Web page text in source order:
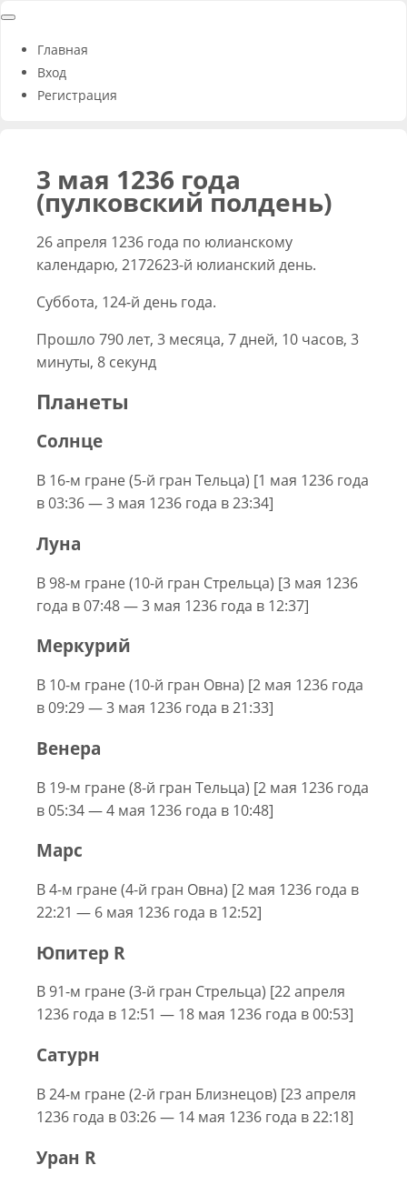
Главная
Вход
Регистрация
3 мая 1236 года
(пулковский полдень)
26 апреля 1236 года по юлианскому
календарю, 2172623-й юлианский день.
Суббота, 124-й день года.
Прошло 790 лет, 3 месяца, 7 дней, 10 часов, 3
минуты, 8 секунд
Планеты
Солнце
В 16-м гране (5-й гран Тельца) [1 мая 1236 года
в 03:36 — 3 мая 1236 года в 23:34]
Луна
В 98-м гране (10-й гран Стрельца) [3 мая 1236
года в 07:48 — 3 мая 1236 года в 12:37]
Меркурий
В 10-м гране (10-й гран Овна) [2 мая 1236 года
в 09:29 — 3 мая 1236 года в 21:33]
Венера
В 19-м гране (8-й гран Тельца) [2 мая 1236 года
в 05:34 — 4 мая 1236 года в 10:48]
Марс
В 4-м гране (4-й гран Овна) [2 мая 1236 года в
22:21 — 6 мая 1236 года в 12:52]
Юпитер R
В 91-м гране (3-й гран Стрельца) [22 апреля
1236 года в 12:51 — 18 мая 1236 года в 00:53]
Сатурн
В 24-м гране (2-й гран Близнецов) [23 апреля
1236 года в 03:26 — 14 мая 1236 года в 22:18]
Уран R